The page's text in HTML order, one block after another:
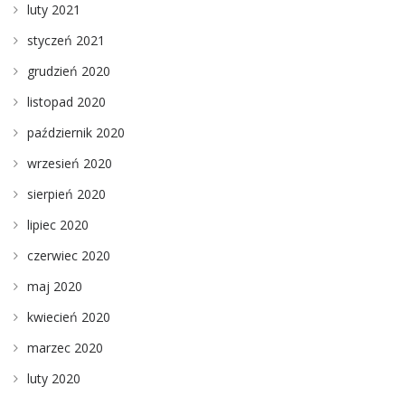
luty 2021
styczeń 2021
grudzień 2020
listopad 2020
październik 2020
wrzesień 2020
sierpień 2020
lipiec 2020
czerwiec 2020
maj 2020
kwiecień 2020
marzec 2020
luty 2020